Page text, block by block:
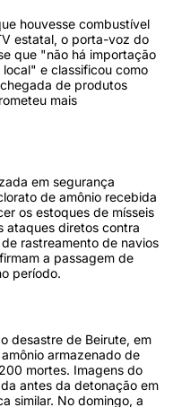
houvesse combustível
estatal, o porta-voz do
que "não há importação
e classificou como
de produtos
mais
em segurança
de amônio recebida
os estoques de mísseis
ataques diretos contra
rastreamento de navios
a passagem de
período.
desastre de Beirute, em
armazenado de
mortes. Imagens do
antes da detonação em
similar. No domingo, a